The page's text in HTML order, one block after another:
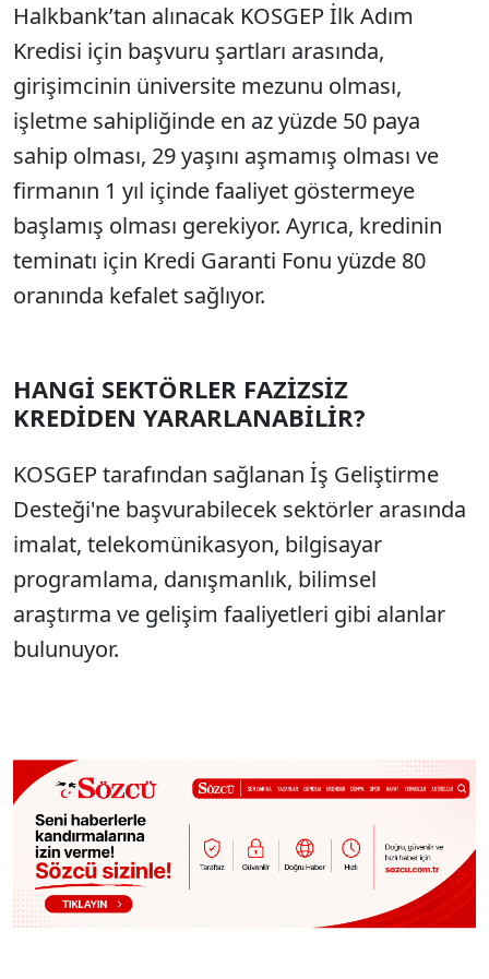
Halkbank’tan alınacak KOSGEP İlk Adım
Kredisi için başvuru şartları arasında,
girişimcinin üniversite mezunu olması,
işletme sahipliğinde en az yüzde 50 paya
sahip olması, 29 yaşını aşmamış olması ve
firmanın 1 yıl içinde faaliyet göstermeye
başlamış olması gerekiyor. Ayrıca, kredinin
teminatı için Kredi Garanti Fonu yüzde 80
oranında kefalet sağlıyor.
HANGİ SEKTÖRLER FAZİZSİZ
KREDİDEN YARARLANABİLİR?
KOSGEP tarafından sağlanan İş Geliştirme
Desteği'ne başvurabilecek sektörler arasında
imalat, telekomünikasyon, bilgisayar
programlama, danışmanlık, bilimsel
araştırma ve gelişim faaliyetleri gibi alanlar
bulunuyor.